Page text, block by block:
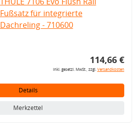
Fußsatz für integrierte
Dachreling - 710600
114,66 €
inkl. gesetzl. MwSt., zzgl.Versandkosten
Details
Merkzettel